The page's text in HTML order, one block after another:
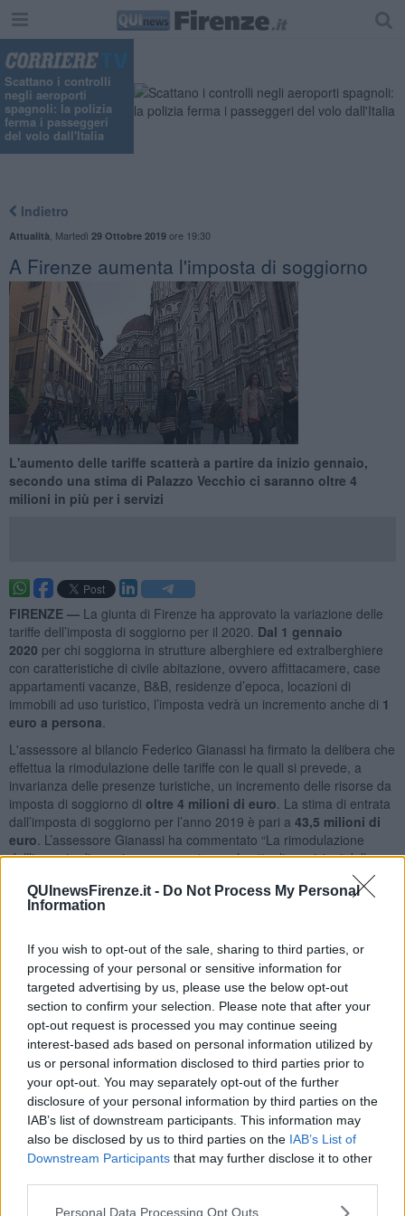
QUInewsFirenze.it - Do Not Process My Personal
Information
If you wish to opt-out of the sale, sharing to third parties, or
processing of your personal or sensitive information for
targeted advertising by us, please use the below opt-out
section to confirm your selection. Please note that after your
opt-out request is processed you may continue seeing
interest-based ads based on personal information utilized by
us or personal information disclosed to third parties prior to
your opt-out. You may separately opt-out of the further
disclosure of your personal information by third parties on the
IAB’s list of downstream participants. This information may
also be disclosed by us to third parties on the IAB’s List of
Downstream Participants that may further disclose it to other
Personal Data Processing Opt Outs
Scattano i controlli
negli aeroporti
spagnoli: la polizia
ferma i passeggeri
del volo dall'Italia
Indietro
Attualità Martedì 29 Ottobre 2019ore 19:30
A Firenze aumenta l'imposta di soggiorno
L'aumento delle tariffe scatterà a partire da inizio gennaio,
secondo una stima di Palazzo Vecchio ci saranno oltre 4
milioni in più per i servizi
FIRENZE — La giunta di Firenze ha approvato la variazione delle
tariffe dell’imposta di soggiorno per il 2020. Dal 1 gennaio
2020 per chi soggiorna in strutture alberghiere ed extralberghiere
con caratteristiche di civile abitazione, ovvero affittacamere, case
appartamenti vacanze, B&B, residenze d’epoca, locazioni di
immobili ad uso turistico, l’imposta vedrà un incremento anche di 1
euro a persona
L'assessore al bilancio Federico Gianassi ha firmato la delibera che
effettua la rimodulazione delle tariffe con le quali si prevede, a
invarianza delle presenze turistiche, un incremento delle risorse da
imposta di soggiorno di oltre 4 milioni di euro . La stima di entrata
dall’imposta di soggiorno per l’anno 2019 è pari a 43,5 milioni di
euro . L’assessore Gianassi ha commentato “La rimodulazione
dell’imposta di soggiorno, coerente con le attuali previsioni della
disposizione più investimenti per la città e tutto questo senza
chiedere un euro in più ai fiorentini. Ovviamente sono disponibile a
la finalizzazione di queste nuove risorse”.
Alessandro Draghi, capogruppo Fratelli d’Italia a Palazzo Vecchio lo
ha definito "un aumento profondamente sbagliato”. “Manca
proporzionalità e troviamo iniquo che non si sia messo mano alle
tariffe per gli hotel di lusso. Chi è disposto a spendere per un
soggiorno in un hotel 5 stelle non ha certo problemi anche a
pagare ulteriori 5 euro di tassa di soggiorno, diversamente chi
preferisce situazioni più a buon mercato e le cerca sui portali online
sicuramente ha più difficoltà da un punto di vista finanziario. E
economiche interessate per condividere la finalizzazione di queste